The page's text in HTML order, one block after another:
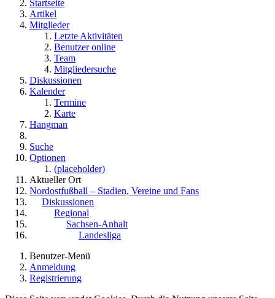
Startseite
Artikel
Mitglieder
Letzte Aktivitäten
Benutzer online
Team
Mitgliedersuche
Diskussionen
Kalender
Termine
Karte
Hangman
Suche
Optionen
(placeholder)
Aktueller Ort
Nordostfußball – Stadien, Vereine und Fans
Diskussionen
Regional
Sachsen-Anhalt
Landesliga
Benutzer-Menü
Anmeldung
Registrierung